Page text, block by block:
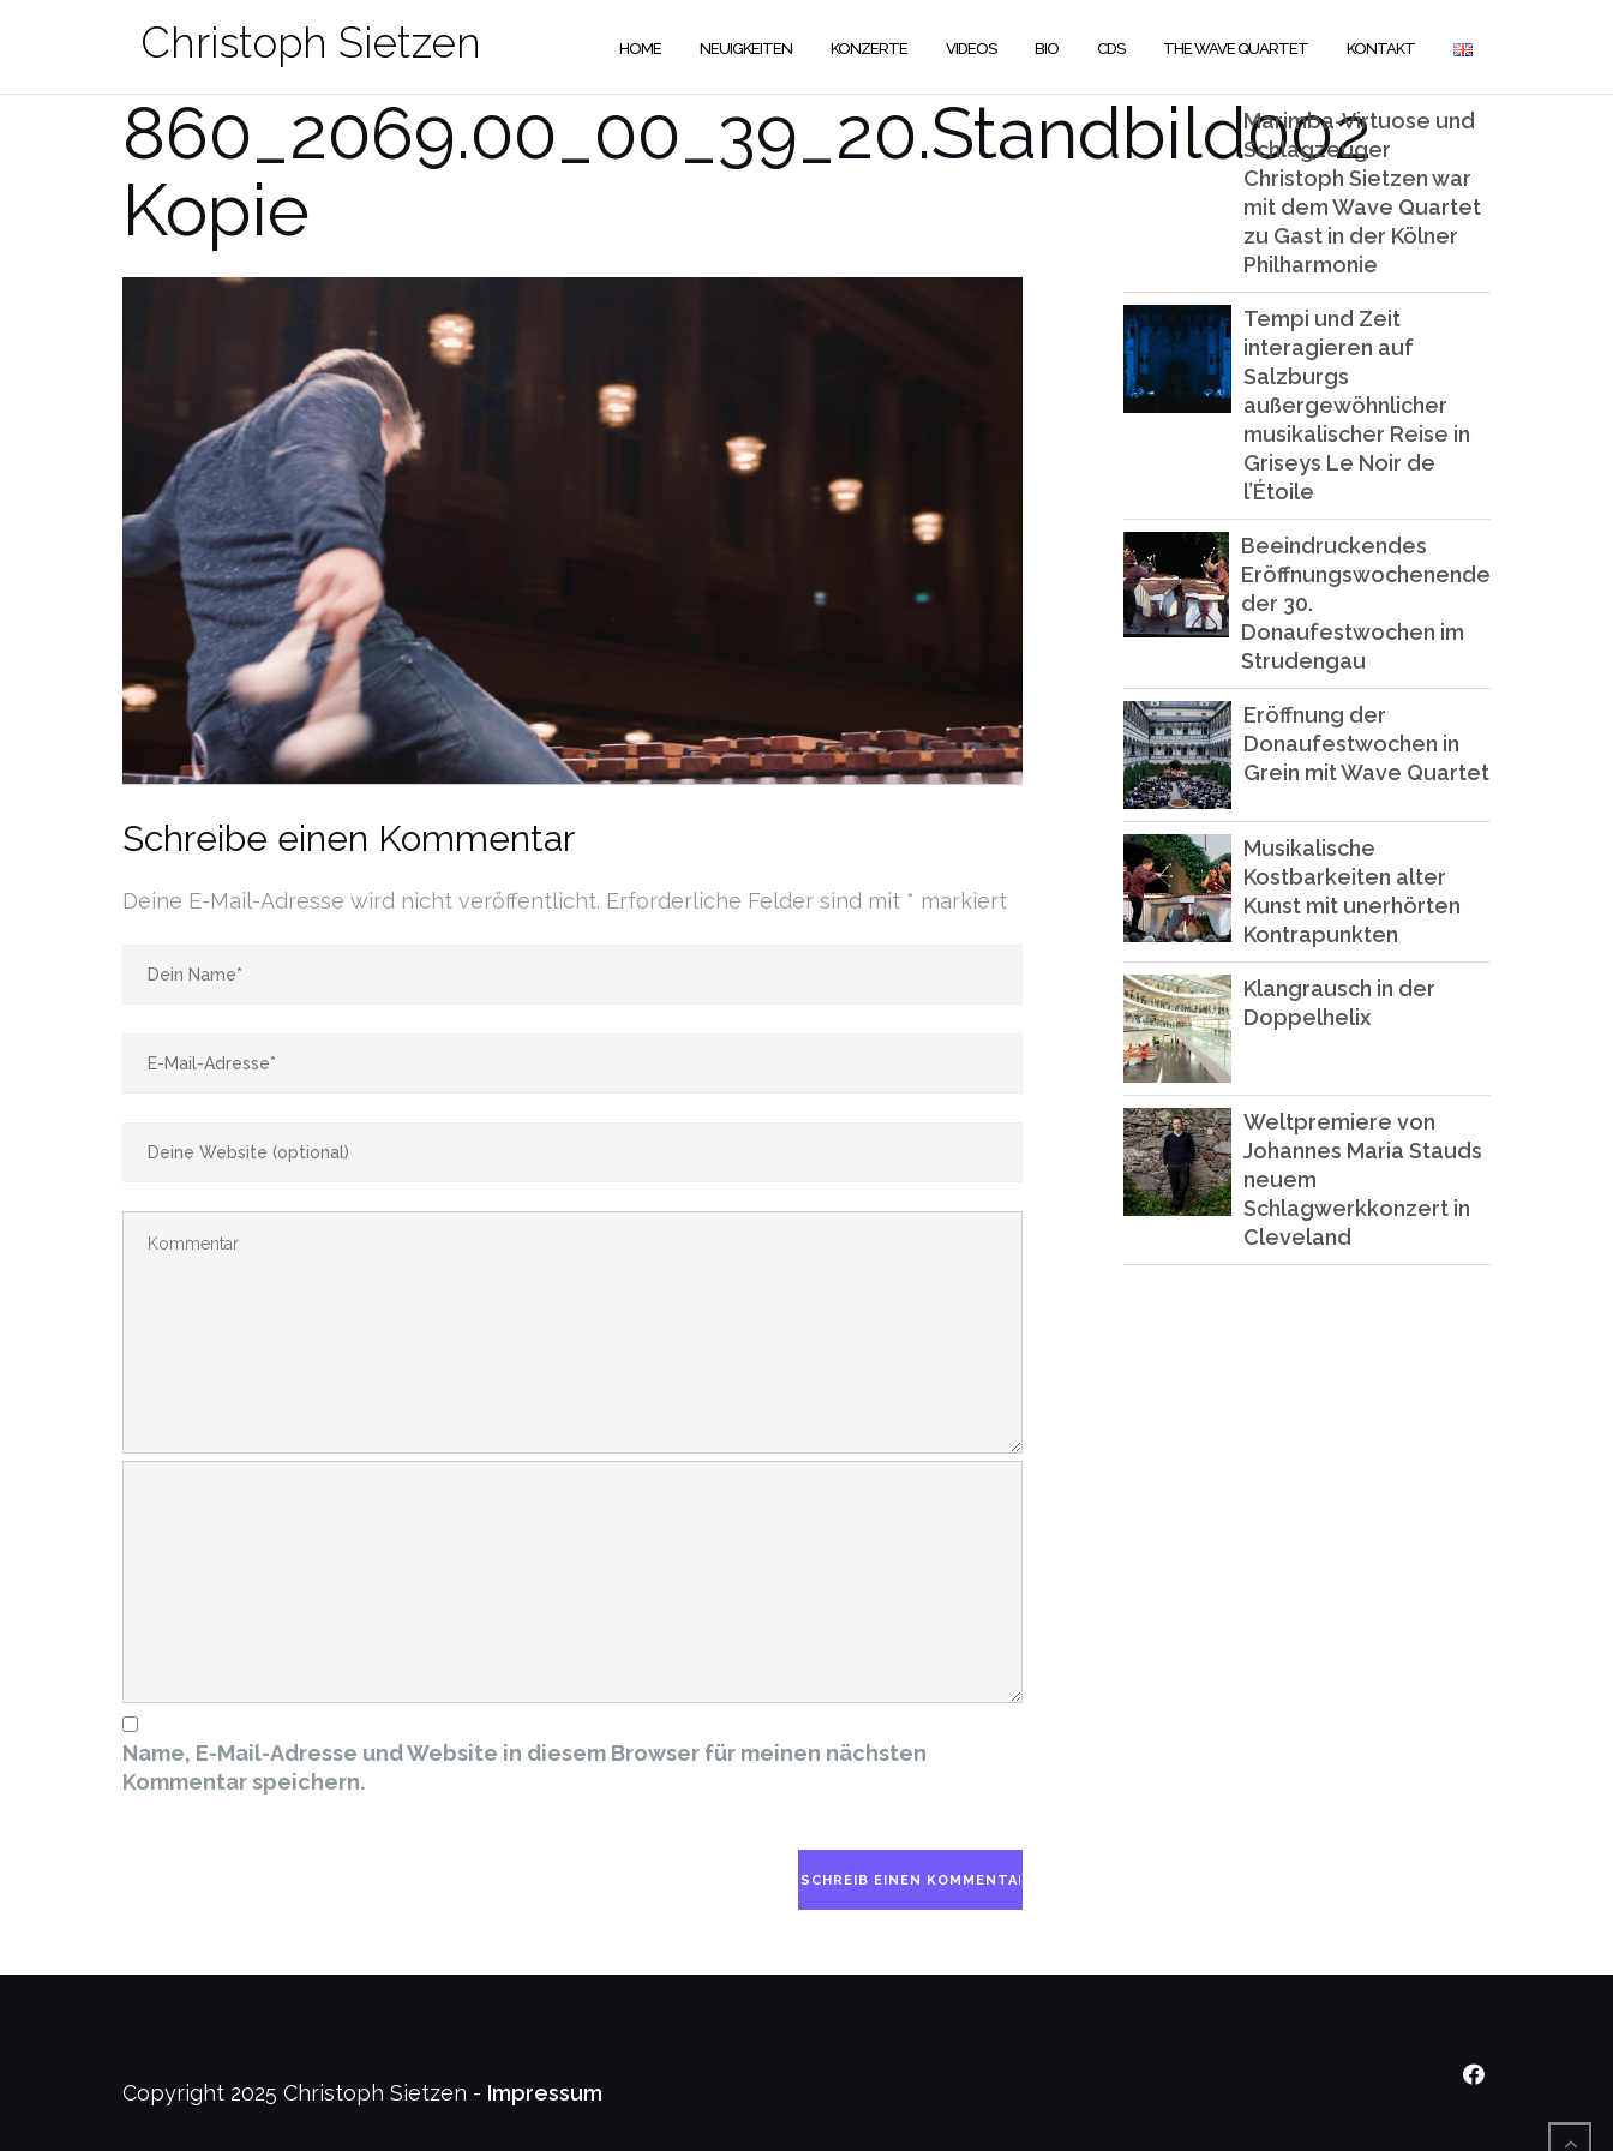
Christoph Sietzen HOME NEUIGKEITEN KONZERTE VIDEOS BIO CDS THE WAVE QUARTET KONTAKT
860_2069.00_00_39_20.Standbild002
Kopie
Schreibe einen Kommentar
Deine E-Mail-Adresse wird nicht veröffentlicht. Erforderliche Felder sind mit * markiert
Name, E-Mail-Adresse und Website in diesem Browser für meinen nächsten
Kommentar speichern.
Marimba-Virtuose und
Schlagzeuger
Christoph Sietzen war
mit dem Wave Quartet
zu Gast in der Kölner
Philharmonie
Tempi und Zeit
interagieren auf
Salzburgs
außergewöhnlicher
musikalischer Reise in
Griseys Le Noir de
l’Étoile
Beeindruckendes
Eröffnungswochenende
der 30.
Donaufestwochen im
Strudengau
Eröffnung der
Donaufestwochen in
Grein mit Wave Quartet
Musikalische
Kostbarkeiten alter
Kunst mit unerhörten
Kontrapunkten
Klangrausch in der
Doppelhelix
Weltpremiere von
Johannes Maria Stauds
neuem
Schlagwerkkonzert in
Cleveland
Copyright 2025 Christoph Sietzen - Impressum